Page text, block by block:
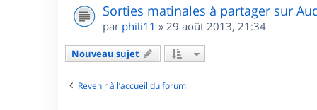
Sorties matinales à partager sur
par phili11 » 29 août 2013, 21:34
Nouveau sujet
Revenir à l’accueil du forum